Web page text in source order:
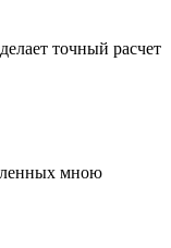
точный расчет
мною